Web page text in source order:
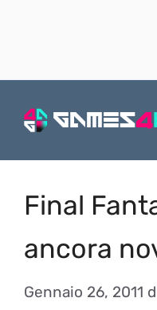
Final
ancora
Gennaio 26, 2011